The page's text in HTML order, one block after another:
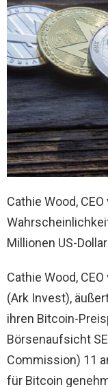
Cathie Wood,
Millionen US-
Cathie Wood,
(Ark Invest),
ihren Bitcoin-
Börsenaufsicht
Commission) 11
für Bitcoin